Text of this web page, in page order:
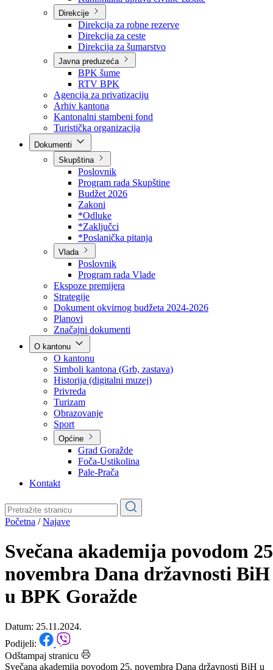
Uprave
Kantonalna uprava za inspekcijske poslove
Kantonalna uprava civilne zaštite
Direkcije
Direkcija za robne rezerve
Direkcija za ceste
Direkcija za šumarstvo
Javna preduzeća
BPK šume
RTV BPK
Agencija za privatizaciju
Arhiv kantona
Kantonalni stambeni fond
Turistička organizacija
Skupština
Poslovnik
Program rada Skupštine
Budžet 2026
Zakoni
*Odluke
*Zaključci
*Poslanička pitanja
Vlada
Poslovnik
Program rada Vlade
Ekspoze premijera
Strategije
Dokument okvirnog budžeta 2024-2026
Planovi
Značajni dokumenti
O kantonu
O kantonu
Simboli kantona (Grb, zastava)
Historija (digitalni muzej)
Privreda
Turizam
Obrazovanje
Općine
Pale-Prača
Kontakt
Početna/Najave
Svečana akademija povodom
novembra Dana državnosti BiH
u BPK Goražde
Datum: 25.11.2024.